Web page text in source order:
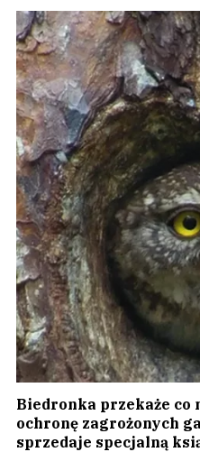
Biedronka przekaże co
ochronę zagrożonych
sprzedaje specjalną